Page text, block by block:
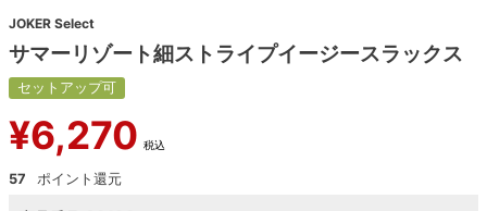
JOKER Select
サマーリゾート細ストライプイージースラックス
セットアップ可
¥6,270 税込
57